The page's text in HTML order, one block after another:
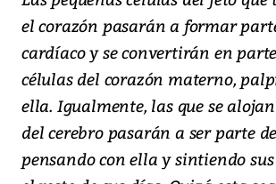
el corazón pasarán a formar
cardíaco y se convertirán en
células del corazón materno,
ella. Igualmente, las que se
del cerebro pasarán a ser parte
pensando con ella y sintiendo